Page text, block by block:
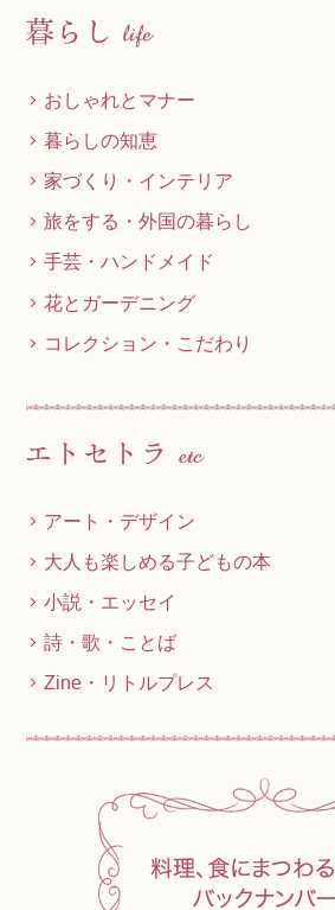
おしゃれとマナー
暮らしの知恵
家づくり・インテリア
旅をする・外国の暮らし
手芸・ハンドメイド
花とガーデニング
コレクション・こだわり
アート・デザイン
大人も楽しめる子どもの本
小説・エッセイ
詩・歌・ことば
Zine・リトルプレス